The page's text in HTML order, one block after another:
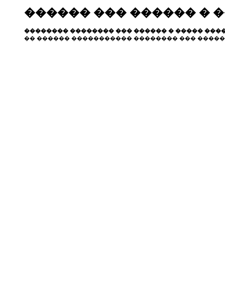
������ ��� ������ �
�������� �������� ��� ������ � �����
�� ������ ����������� �������� ���